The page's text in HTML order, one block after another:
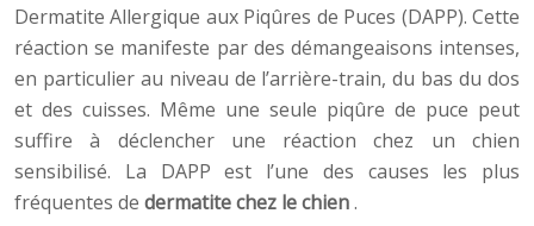
Dermatite Allergique aux Piqûres de Puces (DAPP). Cette
réaction se manifeste par des démangeaisons intenses,
en particulier au niveau de l’arrière-train, du bas du dos
et des cuisses. Même une seule piqûre de puce peut
suffire à déclencher une réaction chez un chien
sensibilisé. La DAPP est l’une des causes les plus
fréquentes de dermatite chez le chien.